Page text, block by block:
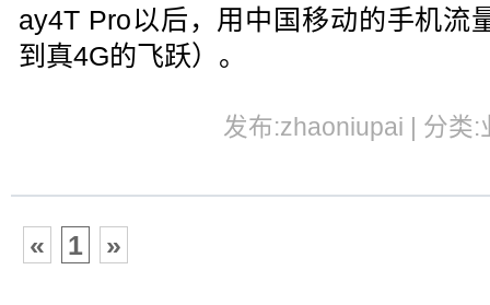
ay4T Pro以后，用中国移动的手机流
到真4G的飞跃）。
发布:zhaoniupai | 分类
« 1 »